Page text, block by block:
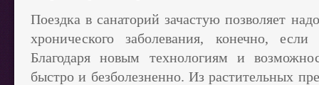
Поездка в санаторий зачастую позволяет
хронического заболевания, конечно,
Благодаря новым технологиям и
быстро и безболезненно. Из растительных